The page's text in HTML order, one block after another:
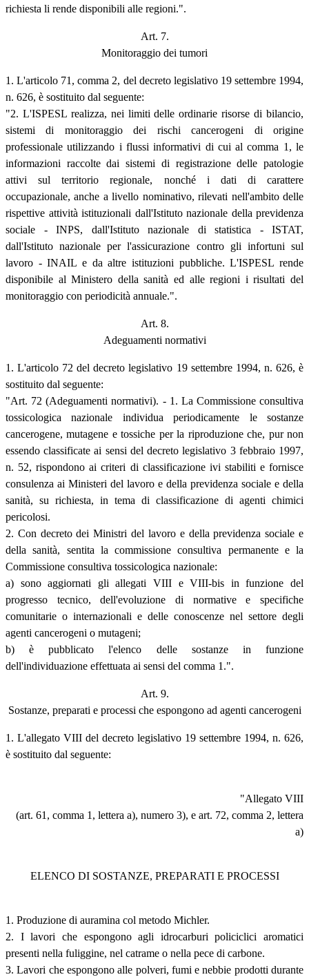
richiesta li rende disponibili alle regioni.".
Art. 7.
Monitoraggio dei tumori
1. L'articolo 71, comma 2, del decreto legislativo 19 settembre 1994,
n. 626, è sostituito dal seguente:
"2. L'ISPESL realizza, nei limiti delle ordinarie risorse di bilancio,
sistemi di monitoraggio dei rischi cancerogeni di origine
professionale utilizzando i flussi informativi di cui al comma 1, le
informazioni raccolte dai sistemi di registrazione delle patologie
attivi sul territorio regionale, nonché i dati di carattere
occupazionale, anche a livello nominativo, rilevati nell'ambito delle
rispettive attività istituzionali dall'Istituto nazionale della previdenza
sociale - INPS, dall'Istituto nazionale di statistica - ISTAT,
dall'Istituto nazionale per l'assicurazione contro gli infortuni sul
lavoro - INAIL e da altre istituzioni pubbliche. L'ISPESL rende
disponibile al Ministero della sanità ed alle regioni i risultati del
monitoraggio con periodicità annuale.".
Art. 8.
Adeguamenti normativi
1. L'articolo 72 del decreto legislativo 19 settembre 1994, n. 626, è
sostituito dal seguente:
"Art. 72 (Adeguamenti normativi). - 1. La Commissione consultiva
tossicologica nazionale individua periodicamente le sostanze
cancerogene, mutagene e tossiche per la riproduzione che, pur non
essendo classificate ai sensi del decreto legislativo 3 febbraio 1997,
n. 52, rispondono ai criteri di classificazione ivi stabiliti e fornisce
consulenza ai Ministeri del lavoro e della previdenza sociale e della
sanità, su richiesta, in tema di classificazione di agenti chimici
pericolosi.
2. Con decreto dei Ministri del lavoro e della previdenza sociale e
della sanità, sentita la commissione consultiva permanente e la
Commissione consultiva tossicologica nazionale:
a) sono aggiornati gli allegati VIII e VIII-bis in funzione del
progresso tecnico, dell'evoluzione di normative e specifiche
comunitarie o internazionali e delle conoscenze nel settore degli
agenti cancerogeni o mutageni;
b) è pubblicato l'elenco delle sostanze in funzione
dell'individuazione effettuata ai sensi del comma 1.".
Art. 9.
Sostanze, preparati e processi che espongono ad agenti cancerogeni
1. L'allegato VIII del decreto legislativo 19 settembre 1994, n. 626,
è sostituito dal seguente:
"Allegato VIII
(art. 61, comma 1, lettera a), numero 3), e art. 72, comma 2, lettera
a)
ELENCO DI SOSTANZE, PREPARATI E PROCESSI
1. Produzione di auramina col metodo Michler.
2. I lavori che espongono agli idrocarburi policiclici aromatici
presenti nella fuliggine, nel catrame o nella pece di carbone.
3. Lavori che espongono alle polveri, fumi e nebbie prodotti durante